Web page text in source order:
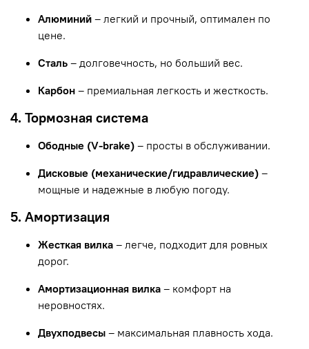
Алюминий – легкий и прочный, оптимален по
цене.
Сталь – долговечность, но больший вес.
Карбон – премиальная легкость и жесткость.
4. Тормозная система
Ободные (V-brake) – просты в обслуживании.
Дисковые (механические/гидравлические) –
мощные и надежные в любую погоду.
5. Амортизация
Жесткая вилка – легче, подходит для ровных
дорог.
Амортизационная вилка – комфорт на
неровностях.
Двухподвесы – максимальная плавность хода.